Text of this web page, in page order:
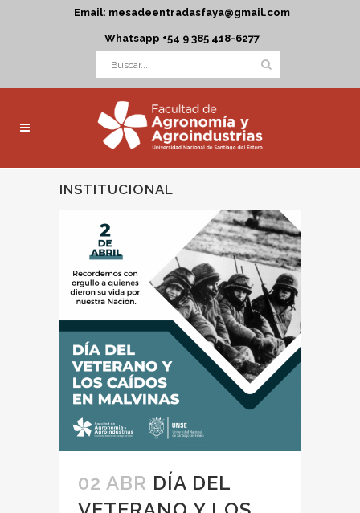
Email: mesadeentradasfaya@gmail.com
Whatsapp +54 9 385 418-6277
INSTITUCIONAL
02 ABR DÍA DEL